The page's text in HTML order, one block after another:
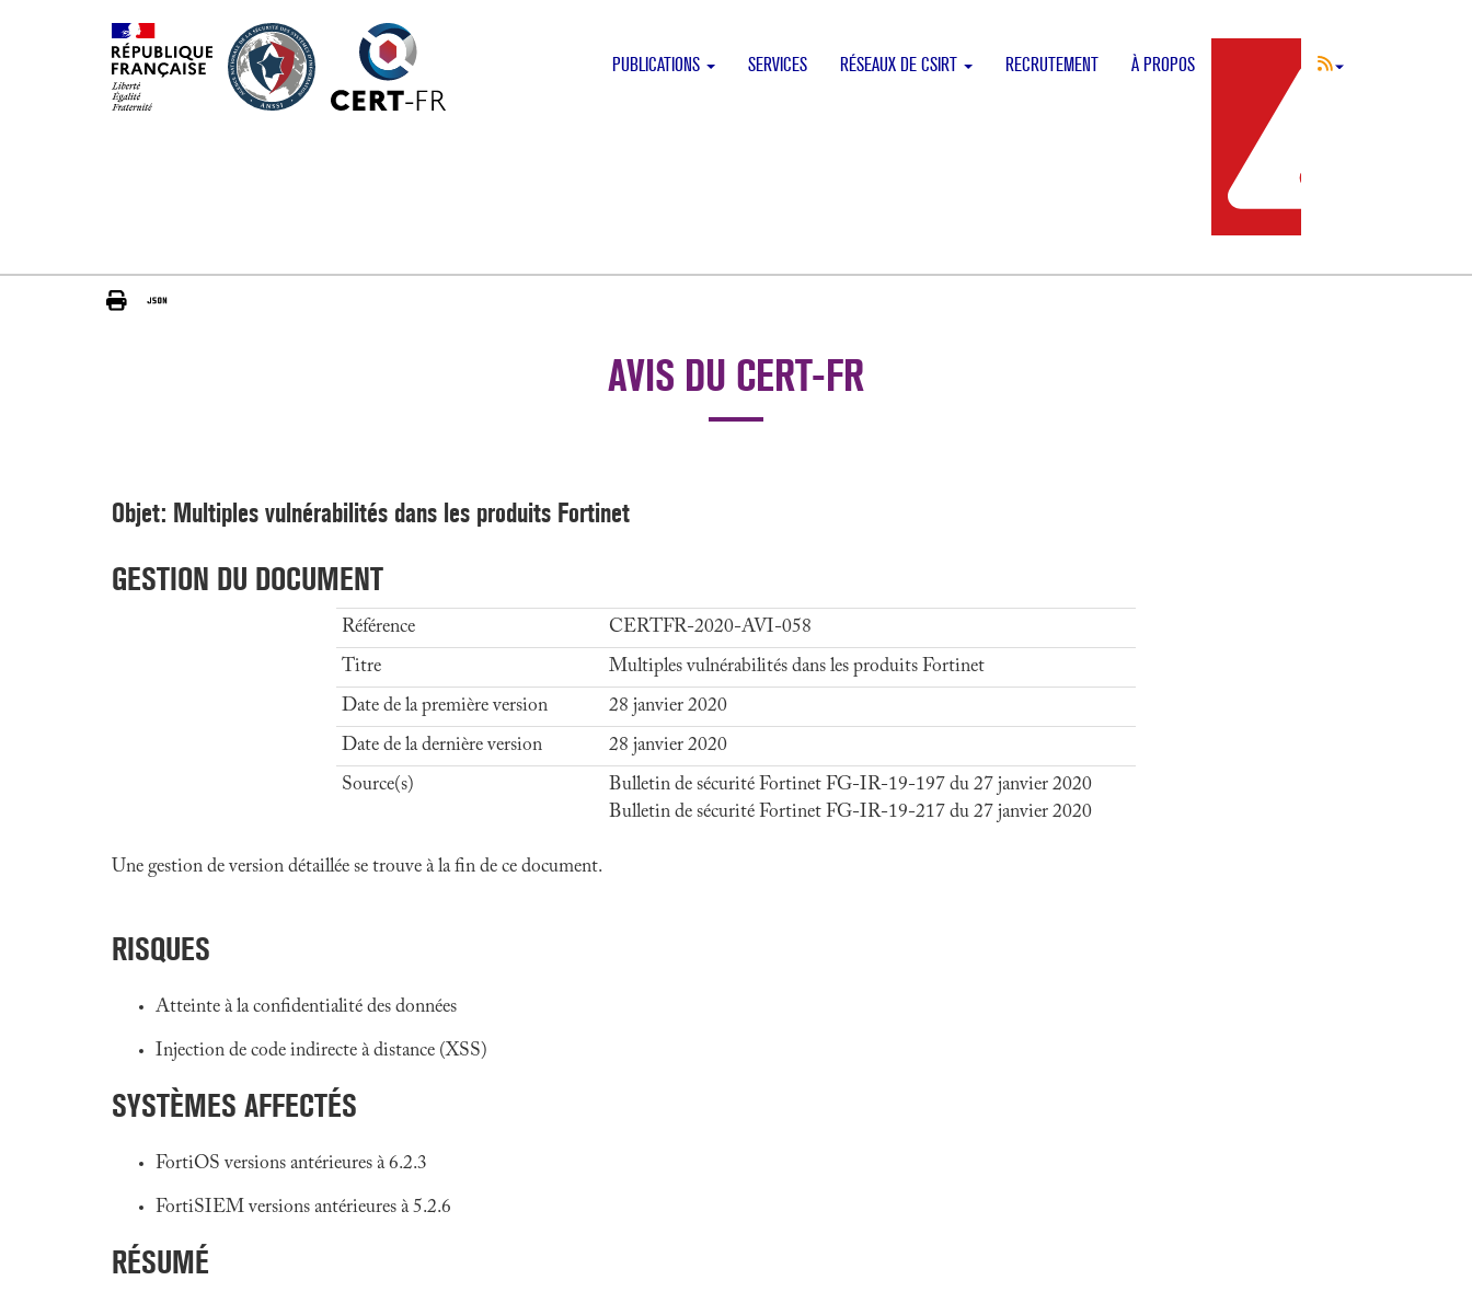
PUBLICATIONS SERVICES RÉSEAUX DE CSIRT RECRUTEMENT À PROPOS
AVIS DU CERT-FR
Objet: Multiples vulnérabilités dans les produits Fortinet
GESTION DU DOCUMENT
Référence
CERTFR-2020-AVI-058
Titre
Multiples vulnérabilités dans les produits Fortinet
Date de la première version
28 janvier 2020
Date de la dernière version
28 janvier 2020
Source(s)
Bulletin de sécurité Fortinet FG-IR-19-197 du 27 janvier 2020
Bulletin de sécurité Fortinet FG-IR-19-217 du 27 janvier 2020
Une gestion de version détaillée se trouve à la fin de ce document.
RISQUES
Atteinte à la confidentialité des données
Injection de code indirecte à distance (XSS)
SYSTÈMES AFFECTÉS
FortiOS versions antérieures à 6.2.3
FortiSIEM versions antérieures à 5.2.6
RÉSUMÉ